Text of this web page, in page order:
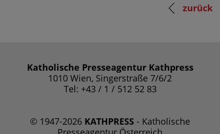
zurück
Katholische Presseagentur Kathpress
1010 Wien, Singerstraße 7/6/2
Tel: +43 / 1 / 512 52 83
© 1947-2026 KATHPRESS - Katholische